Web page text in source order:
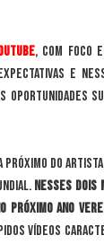
, com foco
e
oportunidades
do
Nesses dois
ano
vídeos